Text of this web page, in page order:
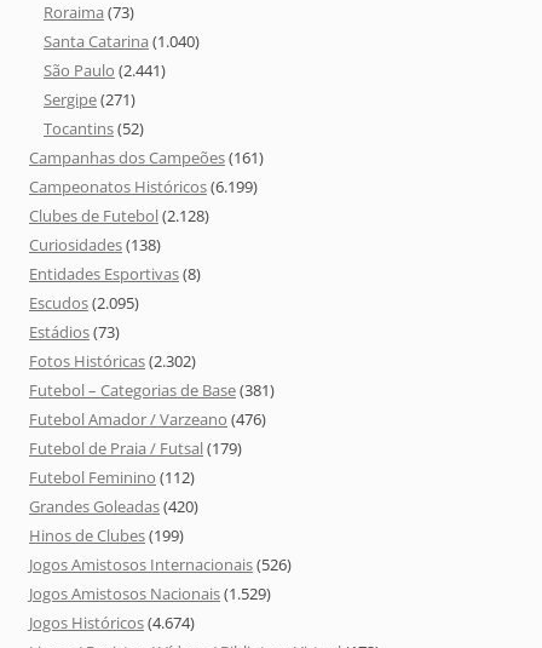
Roraima (73)
Santa Catarina (1.040)
São Paulo (2.441)
Sergipe(271)
Tocantins(52)
Campanhas dos Campeões(161)
Campeonatos Históricos(6.199)
Clubes de Futebol(2.128)
Curiosidades(138)
Entidades Esportivas(8)
Escudos(2.095)
Estádios(73)
Fotos Históricas(2.302)
Futebol – Categorias de Base(381)
Futebol Amador / Varzeano (476)
Futebol de Praia / Futsal(179)
Futebol Feminino (112)
Grandes Goleadas(420)
Hinos de Clubes(199)
Jogos Amistosos Internacionais(526)
Jogos Amistosos Nacionais(1.529)
Jogos Históricos(4.674)